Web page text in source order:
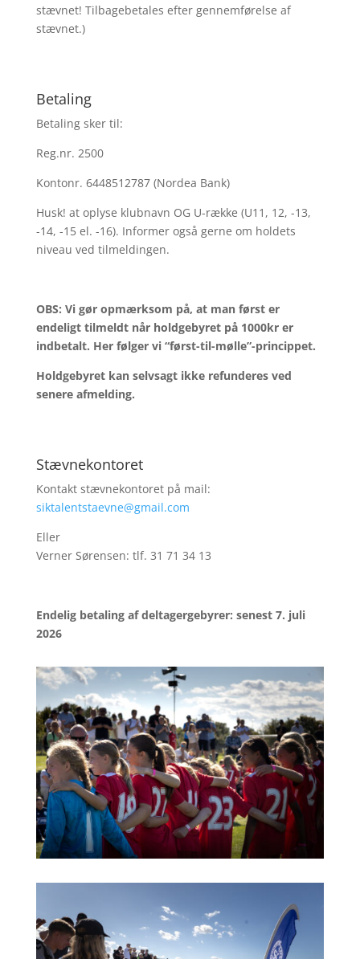
stævnet! Tilbagebetales efter gennemførelse af
stævnet.)
Betaling
Betaling sker til:
Reg.nr. 2500
Kontonr. 6448512787 (Nordea Bank)
Husk! at oplyse klubnavn OG U-række (U11, 12, -13,
-14, -15 el. -16). Informer også gerne om holdets
niveau ved tilmeldingen.
OBS: Vi gør opmærksom på, at man først er
endeligt tilmeldt når holdgebyret på 1000kr er
indbetalt. Her følger vi “først-til-mølle”-princippet.
Holdgebyret kan selvsagt ikke refunderes ved
senere afmelding.
Stævnekontoret
Kontakt stævnekontoret på mail:
siktalentstaevne@gmail.com
Eller
Verner Sørensen: tlf. 31 71 34 13
Endelig betaling af deltagergebyrer: senest 7. juli
2026